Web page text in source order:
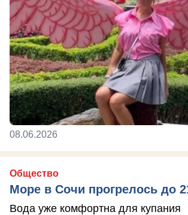
08.06.2026
Общество
Море в Сочи прогрелось до
Вода уже комфортна для купания